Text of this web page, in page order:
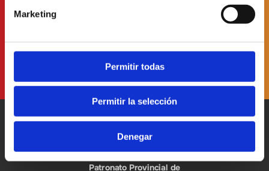
Marketing
Permitir todas
Permitir la selección
Denegar
He llegit i accepte
Patronato Provincial de